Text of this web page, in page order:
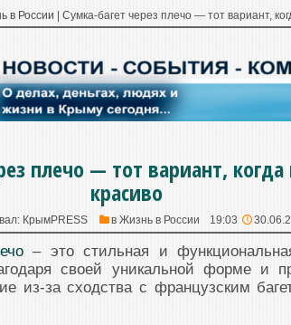
в России Сумка-багет через плечо — тот вариант,
плечо — тот вариант,
красиво
КрымPRESS в Жизнь в России 19:03
– это стильная и
своей уникальной форме и
из-за сходства с французским